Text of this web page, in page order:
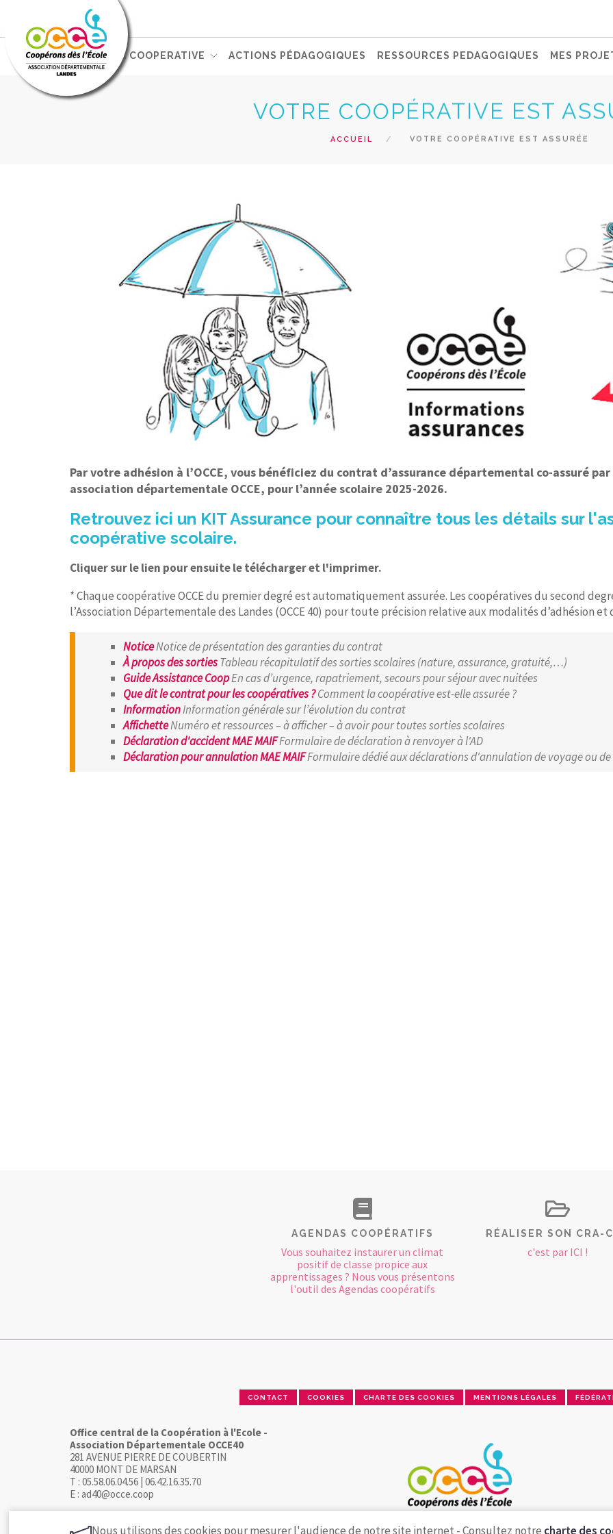
L'OCCE GERER SA COOPERATIVE ACTIONS PÉDAGOGIQUES RESSOURCES PEDAGOGIQUES MES
ACCÈS RÉSERVÉ
VOTRE COOPÉRATIVE EST
ACCUEIL VOTRE COOPÉRATIVE EST ASSURÉE
Par votre adhésion à l’OCCE, vous bénéficiez du contrat d’assurance départemental co-assuré
association départementale OCCE, pour l’année scolaire 2025-2026.
Retrouvez ici un KIT Assurance pour connaître tous les détails sur
coopérative scolaire.
Cliquer sur le lien pour ensuite le télécharger et l'imprimer.
* Chaque coopérative OCCE du premier degré est automatiquement assurée. Les coopératives du second
l’Association Départementale des Landes (OCCE 40) pour toute précision relative aux modalités d’adhésion et
NoticeNotice de présentation des garanties du contrat
À propos des sortiesTableau récapitulatif des sorties scolaires (nature, assurance, gratuité,…)
Guide Assistance CoopEn cas d’urgence, rapatriement, secours pour séjour avec nuitées
Que dit le contrat pour les coopératives ?Comment la coopérative est-elle assurée ?
InformationInformation générale sur l’évolution du contrat
AffichetteNuméro et ressources – à afficher – à avoir pour toutes sorties scolaires
Déclaration d'accident MAE MAIFFormulaire de déclaration à renvoyer à l'AD
Déclaration pour annulation MAE MAIFFormulaire dédié aux déclarations d'annulation de voyage ou
AGENDAS COOPÉRATIFS
Vous souhaitez instaurer un climat
positif de classe propice aux
apprentissages ? Nous vous présentons
l'outil des Agendas coopératifs
RÉALISER SON CRA-
c'est par ICI !
CONTACT COOKIES CHARTE DES COOKIES MENTIONS LÉGALES
Office central de la Coopération à l'Ecole -
Association Départementale OCCE40
281 AVENUE PIERRE DE COUBERTIN
40000 MONT DE MARSAN
T : 05.58.06.04.56 | 06.42.16.35.70
E : ad40@occe.coop
Nous utilisons des cookies pour mesurer l'audience de notre site internet - Consultez notre charte des